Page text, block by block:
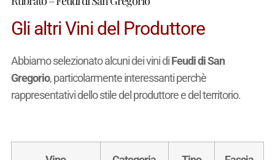
Gli altri Vini del Produttore
Abbiamo selezionato alcuni dei vini diFeudi di San
Gregorio, particolarmente interessanti perchè
rappresentativi dello stile del produttore e del territorio.